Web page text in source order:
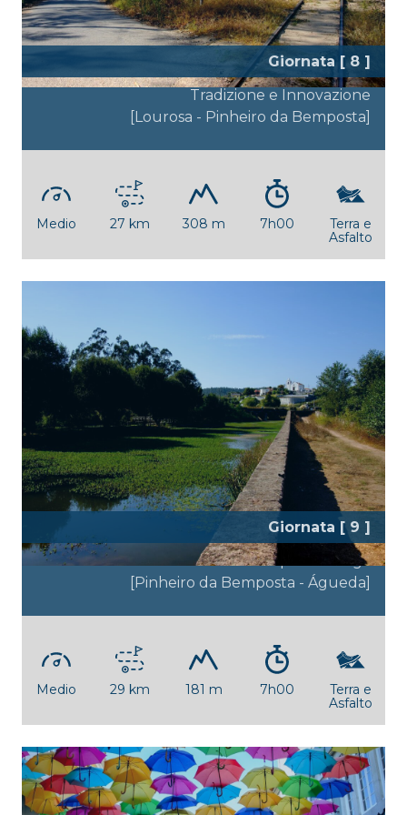
Giornata [ 8 ]
Tradizione e Innovazione
[Lourosa - Pinheiro da Bemposta]
Medio 27 km 308 m 7h00
Terra e
Asfalto
Giornata [ 9 ]
Per i campi del Vouga
[Pinheiro da Bemposta - Águeda]
Medio 29 km 181 m 7h00
Terra e
Asfalto